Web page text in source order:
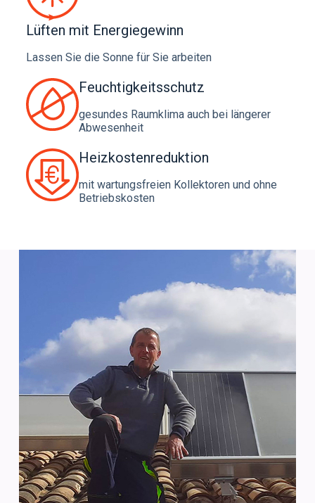
Lüften mit Energiegewinn
Lassen Sie die Sonne für Sie arbeiten
Feuchtigkeitsschutz
gesundes Raumklima auch bei längerer
Abwesenheit
Heizkostenreduktion
mit wartungsfreien Kollektoren und ohne
Betriebskosten